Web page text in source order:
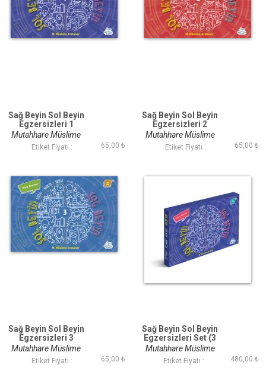
Sağ Beyin Sol Beyin
Egzersizleri 1
Mutahhare Müslime
Arslaner
Etiket Fiyatı : 65,00 ₺
Sağ Beyin Sol Beyin
Egzersizleri 2
Mutahhare Müslime
Arslaner
Etiket Fiyatı : 65,00 ₺
Sağ Beyin Sol Beyin
Egzersizleri 3
Mutahhare Müslime
Arslaner
Etiket Fiyatı : 65,00 ₺
Sağ Beyin Sol Beyin
Egzersizleri Set (3
Kitap)
Mutahhare Müslime
Arslaner
Etiket Fiyatı : 480,00 ₺